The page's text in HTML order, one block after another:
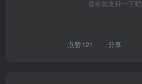
喜欢就支持一下吧
点赞121 分享